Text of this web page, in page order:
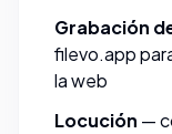
Grabación
filevo.app
la web
Locución —